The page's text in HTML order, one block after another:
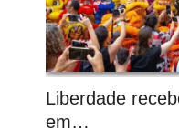
Liberdade
em…